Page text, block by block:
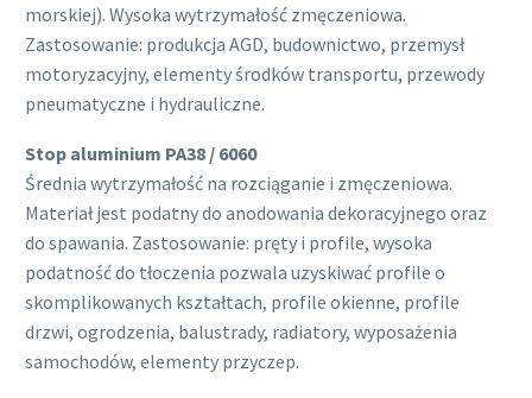
morskiej). Wysoka wytrzymałość zmęczeniowa.
Zastosowanie: produkcja AGD, budownictwo, przemysł
motoryzacyjny, elementy środków transportu, przewody
pneumatyczne i hydrauliczne.
Stop aluminium PA38 / 6060
Średnia wytrzymałość na rozciąganie i zmęczeniowa.
Materiał jest podatny do anodowania dekoracyjnego oraz
do spawania. Zastosowanie: pręty i profile, wysoka
podatność do tłoczenia pozwala uzyskiwać profile o
skomplikowanych kształtach, profile okienne, profile
drzwi, ogrodzenia, balustrady, radiatory, wyposażenia
samochodów, elementy przyczep.